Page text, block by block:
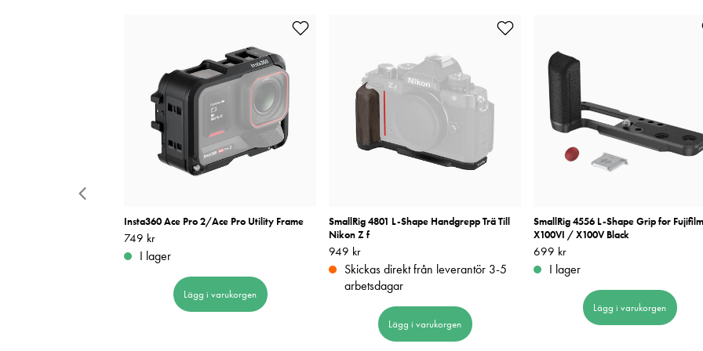
Insta360 Ace Pro 2/Ace Pro Utility Frame
Pris: 749 kr
749 kr
I lager
Lägg i varukorgen
SmallRig 4801 L-Shape Handgrepp Trä Till
Nikon Z f
Pris: 949 kr
949 kr
Skickas direkt från leverantör 3-5
arbetsdagar
Lägg i varukorgen
SmallRig 4556 L-Shape Grip for Fujifilm
X100VI / X100V Black
Pris: 699 kr
699 kr
I lager
Lägg i varukorgen